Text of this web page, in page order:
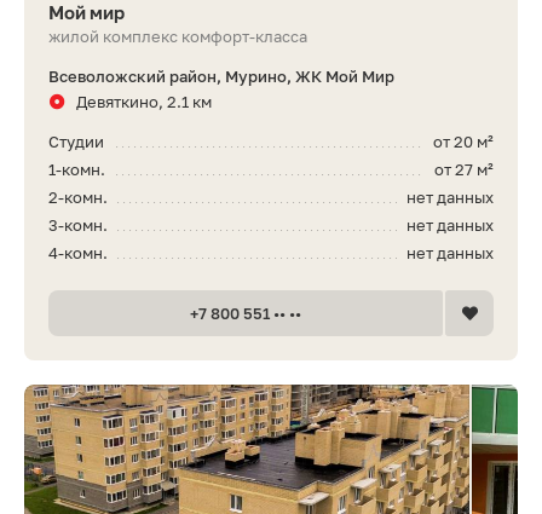
Мой мир
жилой комплекс комфорт-класса
Всеволожский район, Мурино, ЖК Мой Мир
Девяткино, 2.1 км
от 20 м²
Студии
от 27 м²
1-комн.
нет данных
2-комн.
нет данных
3-комн.
нет данных
4-комн.
+7 800 551 •• ••